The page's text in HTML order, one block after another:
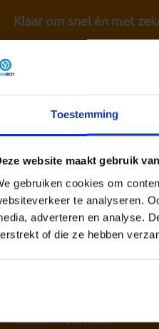
Toestemming
website maakt gebruik
gebruiken cookies om
te analyseren.
adverteren en analyse.
of die ze hebben
Klaar om snel én met
van een sterke
Standaard
Met het Standaard
10
vragen zoals deze bij
straks in één keer.